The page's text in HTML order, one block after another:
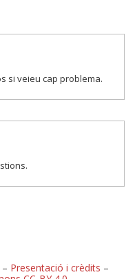
si veieu cap problema.
Presentació i crèdits –